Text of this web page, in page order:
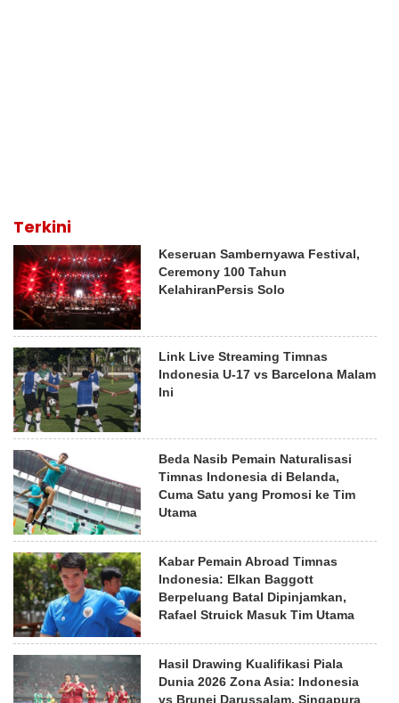
Terkini
Keseruan Sambernyawa Festival,
Ceremony 100 Tahun
KelahiranPersis Solo
Link Live Streaming Timnas
Indonesia U-17 vs Barcelona Malam
Ini
Beda Nasib Pemain Naturalisasi
Timnas Indonesia di Belanda,
Cuma Satu yang Promosi ke Tim
Utama
Kabar Pemain Abroad Timnas
Indonesia: Elkan Baggott
Berpeluang Batal Dipinjamkan,
Rafael Struick Masuk Tim Utama
Hasil Drawing Kualifikasi Piala
Dunia 2026 Zona Asia: Indonesia
vs Brunei Darussalam, Singapura